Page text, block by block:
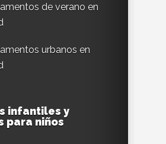
de verano en
urbanos en
infantiles y
para niños